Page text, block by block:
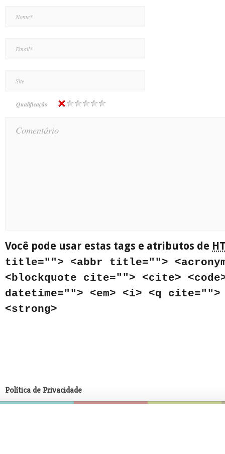
Qualificação
Você pode usar estas tags e atributos de
title=""> <abbr title="">
<blockquote cite=""> <cite>
datetime=""> <em> <i> <q
<strong>
Política de Privacidade